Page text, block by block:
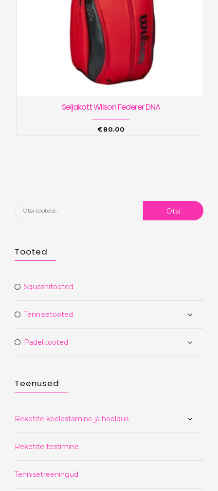
Seljakott Wilson Federer DNA
€ 80.00
Otsi: Otsi
Tooted
Squashitooted
Tennisetooted
Padelitooted
Teenused
Reketite keelestamine ja hooldus
Reketite testimine
Tennisetreeningud